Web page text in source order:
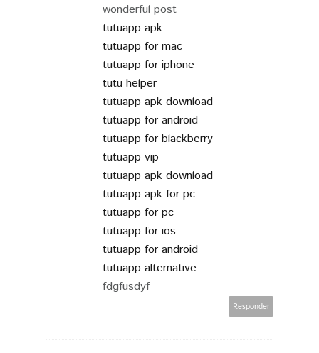
wonderful post
tutuapp apk
tutuapp for mac
tutuapp for iphone
tutu helper
tutuapp apk download
tutuapp for android
tutuapp for blackberry
tutuapp vip
tutuapp apk download
tutuapp apk for pc
tutuapp for pc
tutuapp for ios
tutuapp for android
tutuapp alternative
fdgfusdyf
Responder